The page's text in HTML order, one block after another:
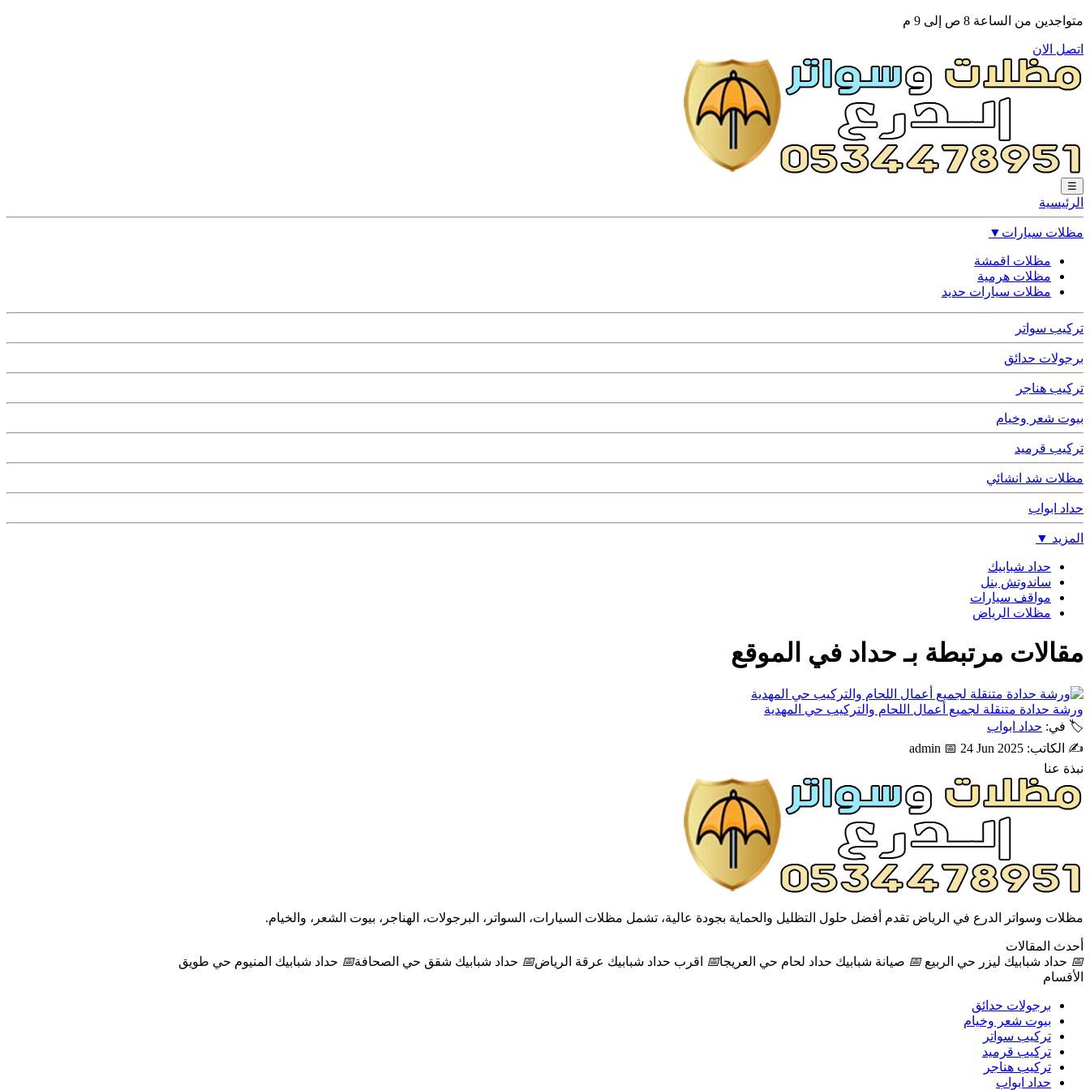
متواجدين من الساعة 8 ص إلى 9 م
اتصل الان
☰
الرئيسية
مظلات سيارات ▼
مظلات اقمشة
مظلات هرمية
مظلات سيارات حديد
تركيب سواتر
برجولات حدائق
تركيب هناجر
بيوت شعر وخيام
تركيب قرميد
مظلات شد انشائي
حداد ابواب
المزيد ▼
حداد شبابيك
ساندوتش بنل
مواقف سيارات
مظلات الرياض
مقالات مرتبطة بـ حداد في الموقع
ورشة حدادة متنقلة لجميع أعمال اللحام والتركيب حي المهدية
🏷 في: حداد ابواب
✍️ الكاتب: admin 📅 24 Jun 2025
نبذة عنا
مظلات وسواتر الدرع في الرياض تقدم أفضل حلول التظليل والحماية بجودة عالية، تشمل مظلات السيارات، السواتر، البرجولات، الهناجر، بيوت الشعر، والخيام.
أحدث المقالات
📅 حداد شبابيك ليزر حي الربيع📅 صيانة شبابيك حداد لحام حي العريجا📅 اقرب حداد شبابيك عرقة الرياض📅 حداد شبابيك شقق حي الصحافة📅 حداد شبابيك المنيوم حي طويق
الأقسام
برجولات حدائق
بيوت شعر وخيام
تركيب سواتر
تركيب قرميد
تركيب هناجر
حداد ابواب